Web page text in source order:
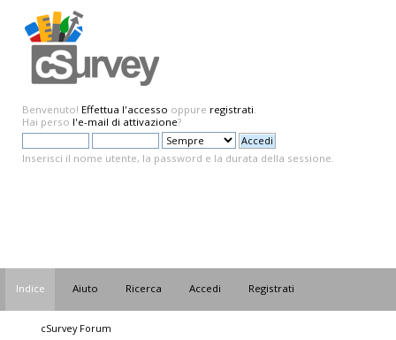
Benvenuto! Effettua l'accesso oppure registrati.
Hai perso l'e-mail di attivazione?
Inserisci il nome utente, la password e la durata della sessione.
Indice Aiuto Ricerca Accedi Registrati
cSurvey Forum